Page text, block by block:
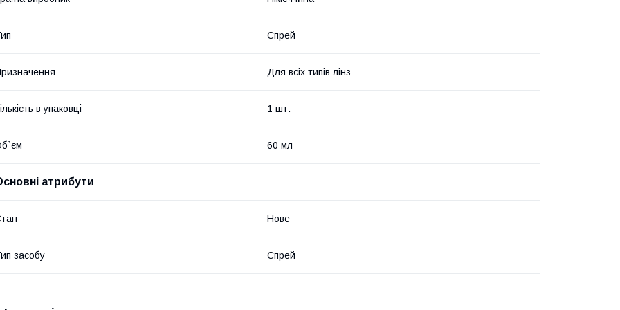
Спрей
Для всіх типів лінз
в упаковці 1 шт.
60 мл
атрибути
Нове
засобу Спрей